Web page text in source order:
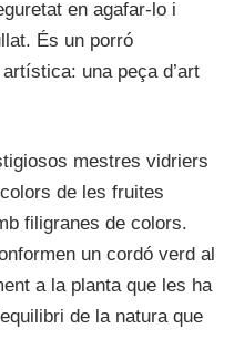
en agafar-lo i
És un porró
una peça d’art
mestres vidriers
de les fruites
filigranes de colors.
un cordó verd al
a la planta que les ha
de la natura que